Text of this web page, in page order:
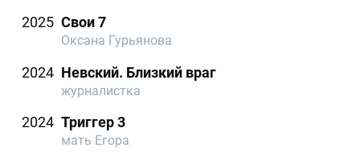
2025 Свои 7
Оксана Гурьянова
2024 Невский. Близкий враг
журналистка
2024 Триггер 3
мать Егора